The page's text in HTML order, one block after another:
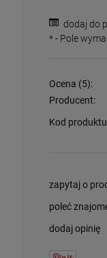
149,00
660,40
dodaj do
*- Pole
Ocena (5):
Producent:
Kod
zapytaj o
poleć
dodaj opinię